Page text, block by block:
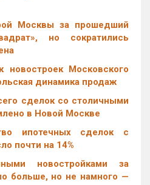
Москвы за прошедший
но сократились
новостроек Московского
динамика продаж
сделок со столичными
в Новой Москве
ипотечных сделок с
почти на 14%
новостройками за
больше, но не намного —